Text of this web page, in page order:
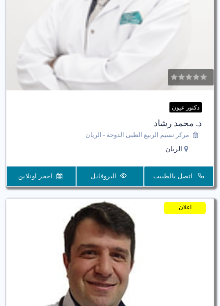
دكتور عيون
د. محمد رشاد
مركز نسيم الربيع الطبى الدوحة - الريان
الريان
اتصل بالطبيب البروفايل احجز اونلاين
اعلان